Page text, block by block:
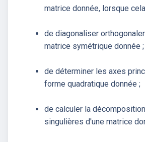
matrice donnée, lorsque
de diagonaliser
matrice symétrique donnée ;
de déterminer les axes
forme quadratique donnée ;
de calculer la
singulières d'une matrice